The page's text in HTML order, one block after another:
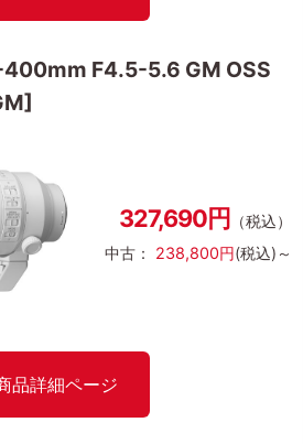
400mm F4.5-5.6 GM OSS
327,690円
（税込）
中古： 238,800円(税込)～
品詳細ページ